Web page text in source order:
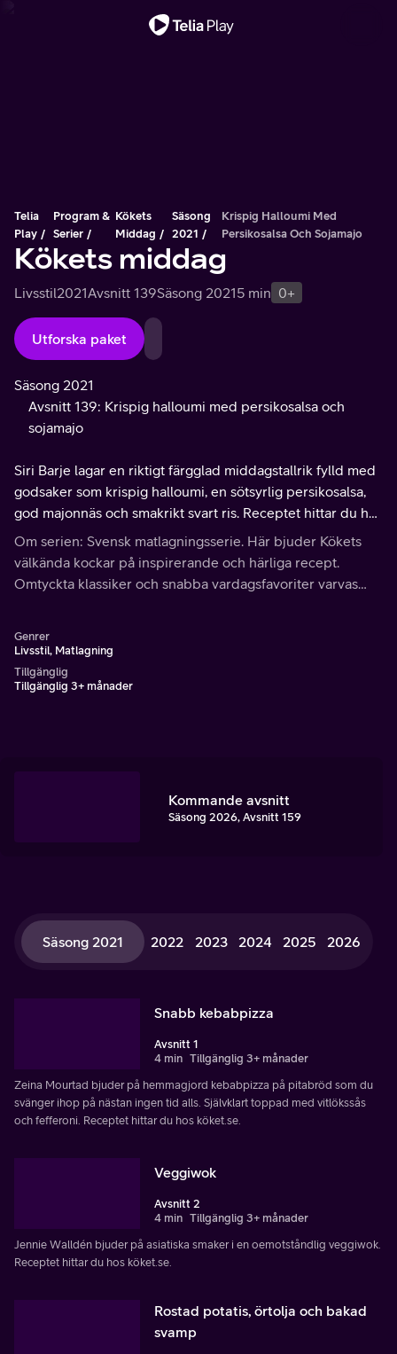
Telia
Play
Program &
Serier
Kökets
Middag
Säsong
2021
Krispig Halloumi Med
Persikosalsa Och Sojamajo
Kökets middag
Livsstil2021Avsnitt 139Säsong 20215 min 0+
Utforska paket
Säsong 2021
Avsnitt 139: Krispig halloumi med persikosalsa och
sojamajo
Siri Barje lagar en riktigt färgglad middagstallrik fylld med
godsaker som krispig halloumi, en sötsyrlig persikosalsa,
god majonnäs och smakrikt svart ris. Receptet hittar du hos
köket.se
Om serien: Svensk matlagningsserie. Här bjuder Kökets
välkända kockar på inspirerande och härliga recept.
Omtyckta klassiker och snabba vardagsfavoriter varvas
Genrer
Livsstil, Matlagning
Tillgänglig
Tillgänglig 3+ månader
Kommande avsnitt
Säsong 2026, Avsnitt 159
Säsong 2021 2022 2023 2024 2025 2026
Snabb kebabpizza
Avsnitt 1
4 min Tillgänglig 3+ månader
Zeina Mourtad bjuder på hemmagjord kebabpizza på pitabröd som du
svänger ihop på nästan ingen tid alls. Självklart toppad med vitlökssås
och fefferoni. Receptet hittar du hos köket.se.
Veggiwok
Avsnitt 2
4 min Tillgänglig 3+ månader
Jennie Walldén bjuder på asiatiska smaker i en oemotståndlig veggiwok.
Receptet hittar du hos köket.se.
Rostad potatis, örtolja och bakad
svamp